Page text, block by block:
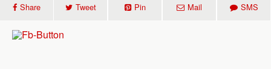
Share Tweet Pin Mail SMS